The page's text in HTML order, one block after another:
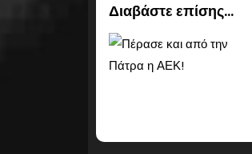
Διαβάστε επίσης...